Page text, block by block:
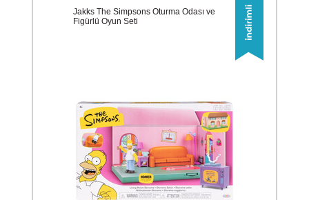
Jakks The Simpsons Oturma Odası ve
Figürlü Oyun Seti